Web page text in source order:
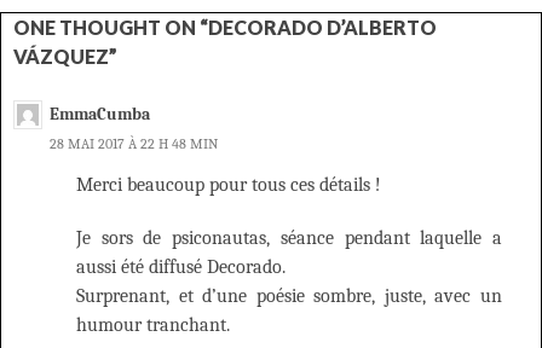
ONE THOUGHT ON “DECORADO D’ALBERTO
VÁZQUEZ”
EmmaCumba
28 MAI 2017 À 22 H 48 MIN
Merci beaucoup pour tous ces détails !
Je sors de psiconautas, séance pendant laquelle a
aussi été diffusé Decorado.
Surprenant, et d’une poésie sombre, juste, avec un
humour tranchant.